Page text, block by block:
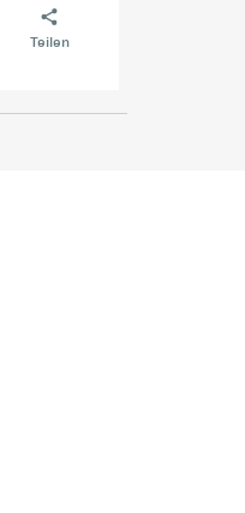
Teilen